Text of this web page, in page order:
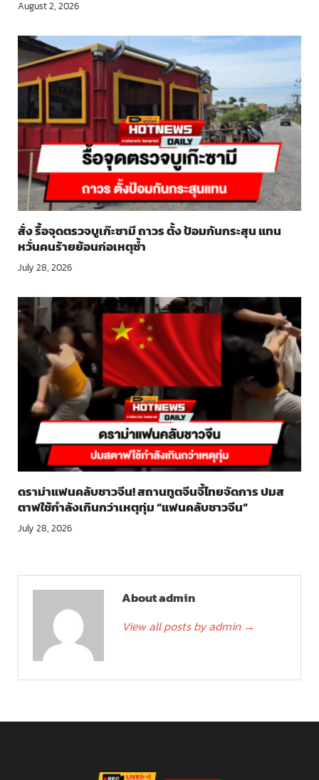
August 2, 2026
สั่ง รื้อจุดตรวจบูเก๊ะซามี ถาวร ตั้ง ป้อมกันกระสุน แทน
หวั่นคนร้ายย้อนก่อเหตุซ้ำ
July 28, 2026
ดราม่าแฟนคลับชาวจีน! สถานทูตจีนจี้ไทยจัดการ ปมส
ตาฟใช้กำลังเกินกว่าเหตุทุ่ม “แฟนคลับชาวจีน”
July 28, 2026
About admin
View all posts by admin →